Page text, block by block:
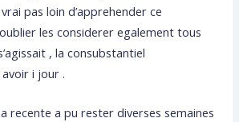
pas loin d’apprehender ce
les considerer egalement tous
, la consubstantiel
i jour .
recente a pu rester diverses semaines